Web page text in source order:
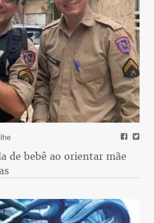
de bebê ao orientar mãe